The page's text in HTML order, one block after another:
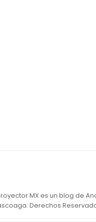
MX es un blog de
Derechos